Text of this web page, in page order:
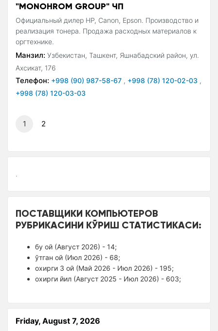
"MONOHROM GROUP" ЧП
Официальный дилер HP, Canon, Epson. Производство и
реализация тонера. Продажа расходных материалов к
оргтехнике.
Манзил: Узбекистан, Ташкент, Яшнабадский район, ул.
Ахсикат, 176
Телефон: +998 (90) 987-58-67 , +998 (78) 120-02-03 ,
+998 (78) 120-03-03
1 2
.
ПОСТАВЩИКИ КОМПЬЮТЕРОВ
РУБРИКАСИНИ КЎРИШ СТАТИСТИКАСИ:
бу ой (Август 2026) - 14;
ўтган ой (Июл 2026) - 68;
оxирги 3 ой (Май 2026 - Июл 2026) - 195;
оxирги йил (Август 2025 - Июл 2026) - 603;
Friday, August 7, 2026